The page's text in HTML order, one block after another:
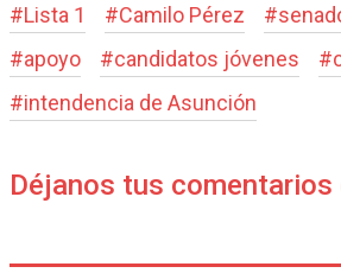
#Lista 1 #Camilo Pérez #
#apoyo #candidatos jóvenes #
#intendencia de Asunción
Déjanos tus comentarios